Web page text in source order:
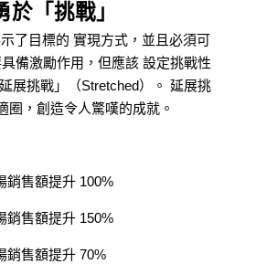
於「挑戰」
了目標的 實現方式，並且必須可
備激勵作用，但應該 設定挑戰性
挑戰」（Stretched）。 延展挑
圈，創造令人驚嘆的成就。
銷售額提升 100%
銷售額提升 150%
銷售額提升 70%